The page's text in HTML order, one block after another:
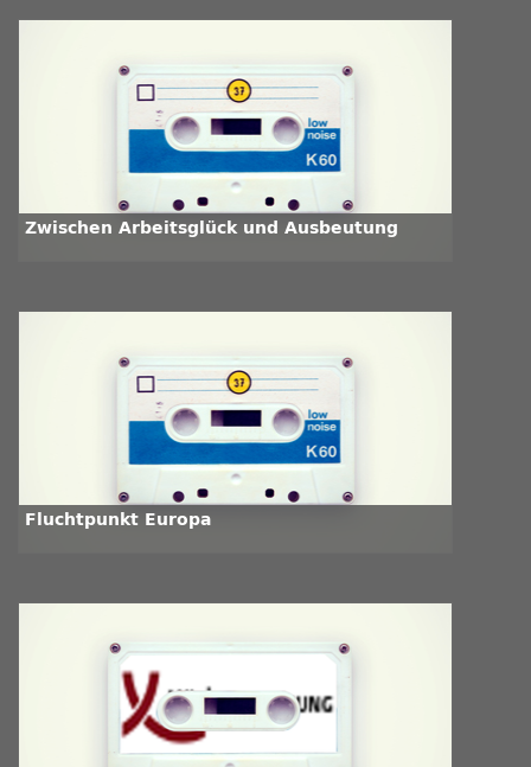
Zwischen Arbeitsglück und Ausbeutung
Fluchtpunkt Europa